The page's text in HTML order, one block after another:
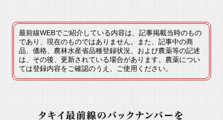
最前線WEBでご紹介している内容は、記事掲載当時のもの
であり、現在のものではありません。また、記事中の商
品、価格、農林水産省品種登録状況、および農薬等の記述
は、その後、更新されている場合があります。農薬につい
ては登録内容をご確認のうえ、ご使用ください。